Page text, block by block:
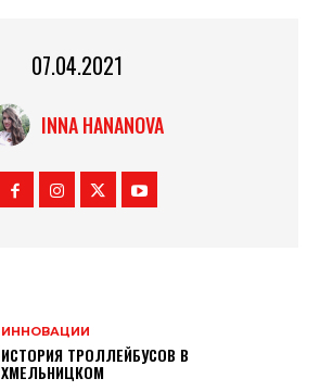
07.04.2021
INNA HANANOVA
ИННОВАЦИИ
ИСТОРИЯ ТРОЛЛЕЙБУСОВ В
ХМЕЛЬНИЦКОМ